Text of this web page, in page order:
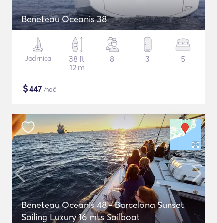
Beneteau Oceanis 38
Jadrnica
38 ft
12 m
8 3 5
$447 /noč
Beneteau Oceanis 48 - Barcelona Sunset
Sailing Luxury 16 mts Sailboat